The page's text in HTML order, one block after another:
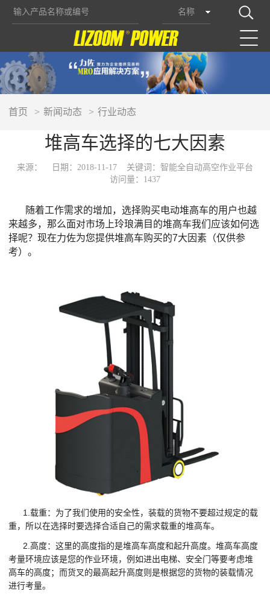
名称
首页 新闻动态 行业动态
堆高车选择的七大因素
来源： 日期：2018-11-17
关键词：智能全自动高空作业平台
访问量：1437
随着工作需求的增加，选择购买电动堆高车的用户也越
来越多，那么面对市场上玲琅满目的堆高车我们应该如何选
择呢？现在力佐为您提供堆高车购买的7大因素（仅供参
考）。
1.载重：为了我们使用的安全性，装载的货物不要超过规定的载
重，所以在选择时要选择合适自己的需求载重的堆高车。
2.高度：这里的高度指的是堆高车高度和起升高度。堆高车高度
考量环境应该是您的作业环境，例如进出电梯、安全门等要考虑堆
高车的高度；而货叉的最高起升高度则是根据您的货物的装载情况
进行考量。